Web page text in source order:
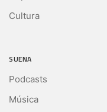
Cultura
SUENA
Podcasts
Música